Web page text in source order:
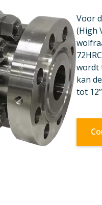
Voor
(High
wordt
kan
tot